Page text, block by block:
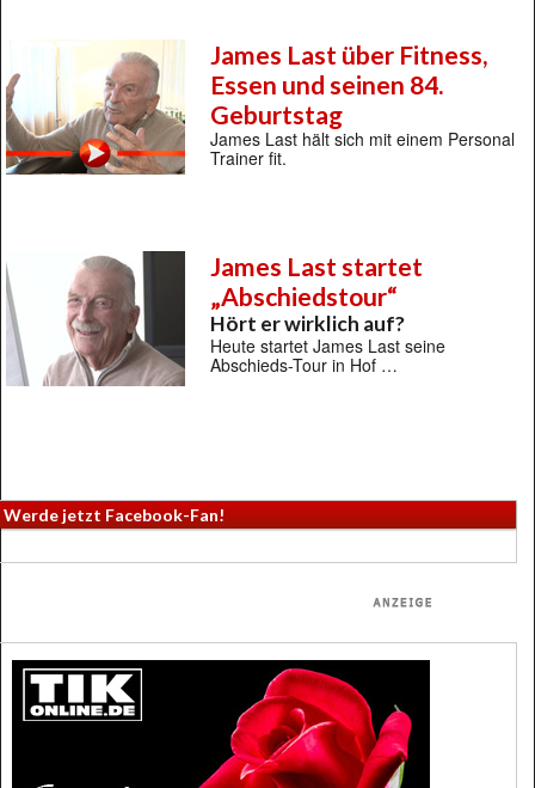
James Last über Fitness,
Essen und seinen 84.
Geburtstag
James Last hält sich mit einem Personal
Trainer fit.
James Last startet
„Abschiedstour“
Hört er wirklich auf?
Heute startet James Last seine
Abschieds-Tour in Hof …
Werde jetzt Facebook-Fan!